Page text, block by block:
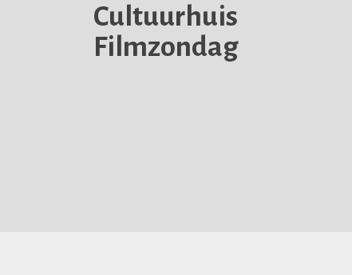
Cultuurhuis
Filmzondag